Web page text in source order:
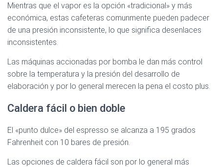
Mientras que el vapor es la opción «tradicional» y más
económica, estas cafeteras comunmente pueden padecer
de una presión inconsistente, lo que significa desenlaces
inconsistentes.
Las máquinas accionadas por bomba le dan más control
sobre la temperatura y la presión del desarrollo de
elaboración y por lo general merecen la pena el costo plus.
Caldera fácil o bien doble
El «punto dulce» del espresso se alcanza a 195 grados
Fahrenheit con 10 bares de presión.
Las opciones de caldera fácil son por lo general más